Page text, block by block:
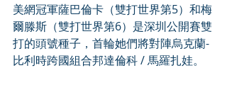
美網冠軍薩巴倫卡（雙打世界第5）和梅
爾滕斯（雙打世界第6）是深圳公開賽雙
打的頭號種子，首輪她們將對陣烏克蘭-
比利時跨國組合邦達倫科 / 馬羅扎娃。